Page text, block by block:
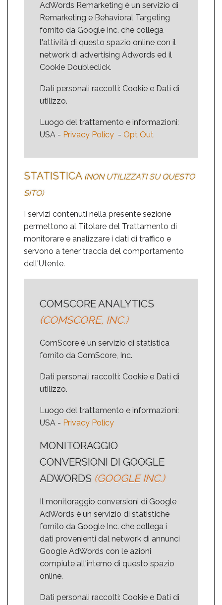
AdWords Remarketing è un servizio di
Remarketing e Behavioral Targeting
fornito da Google Inc. che collega
l'attività di questo spazio online con il
network di advertising Adwords ed il
Cookie Doubleclick.
Dati personali raccolti: Cookie e Dati di
utilizzo.
Luogo del trattamento e informazioni:
USA - Privacy Policy - Opt Out
STATISTICA (NON UTILIZZATI SU QUESTO
SITO)
I servizi contenuti nella presente sezione
permettono al Titolare del Trattamento di
monitorare e analizzare i dati di traffico e
servono a tener traccia del comportamento
dell'Utente.
COMSCORE ANALYTICS
(COMSCORE, INC.)
ComScore è un servizio di statistica
fornito da ComScore, Inc.
Dati personali raccolti: Cookie e Dati di
utilizzo.
Luogo del trattamento e informazioni:
USA - Privacy Policy
MONITORAGGIO
CONVERSIONI DI GOOGLE
ADWORDS (GOOGLE INC.)
Il monitoraggio conversioni di Google
AdWords è un servizio di statistiche
fornito da Google Inc. che collega i
dati provenienti dal network di annunci
Google AdWords con le azioni
compiute all'interno di questo spazio
online.
Dati personali raccolti: Cookie e Dati di